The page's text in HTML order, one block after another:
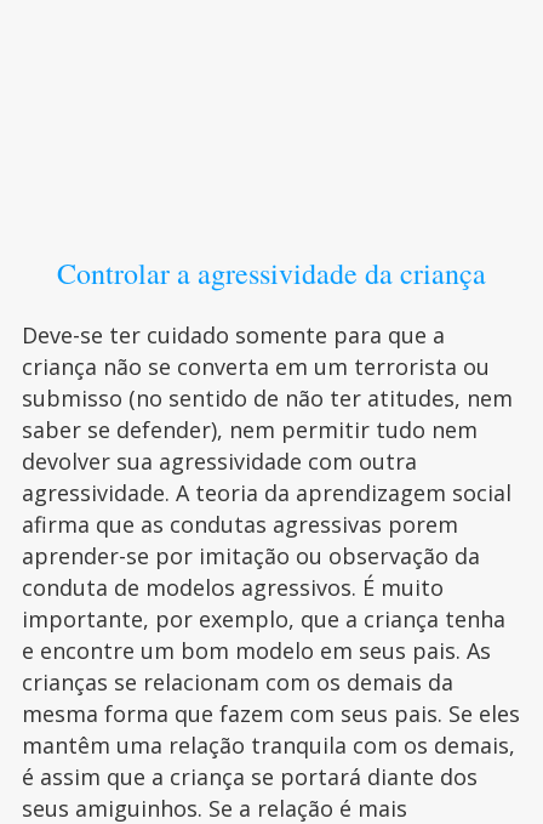
Controlar a agressividade da criança
Deve-se ter cuidado somente para que a
criança não se converta em um terrorista ou
submisso (no sentido de não ter atitudes, nem
saber se defender), nem permitir tudo nem
devolver sua agressividade com outra
agressividade. A teoria da aprendizagem social
afirma que as condutas agressivas porem
aprender-se por imitação ou observação da
conduta de modelos agressivos. É muito
importante, por exemplo, que a criança tenha
e encontre um bom modelo em seus pais. As
crianças se relacionam com os demais da
mesma forma que fazem com seus pais. Se eles
mantêm uma relação tranquila com os demais,
é assim que a criança se portará diante dos
seus amiguinhos. Se a relação é mais